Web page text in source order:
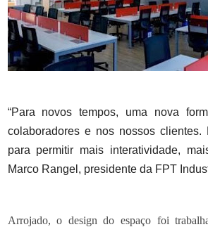
“Para novos tempos, uma nova
colaboradores e nos nossos
para permitir mais interatividade,
Marco Rangel, presidente da FPT
Arrojado, o design do espaço foi